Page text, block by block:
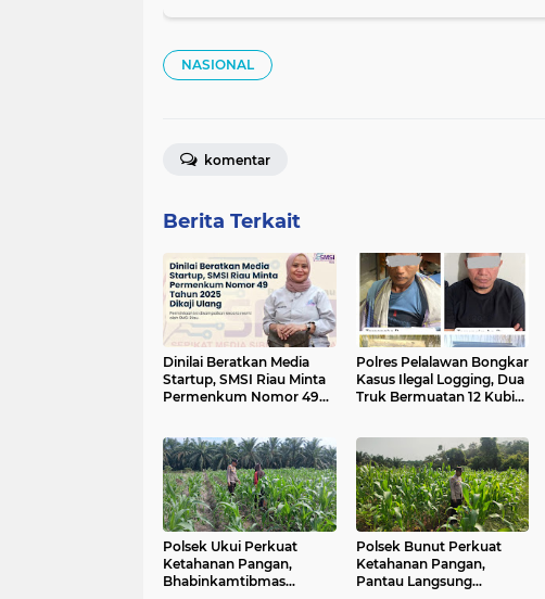
NASIONAL
komentar
Berita Terkait
Dinilai Beratkan Media
Startup, SMSI Riau Minta
Permenkum Nomor 49
Polres Pelalawan Bongkar
Kasus Ilegal Logging, Dua
Truk Bermuatan 12 Kubik
Polsek Ukui Perkuat
Ketahanan Pangan,
Bhabinkamtibmas
Polsek Bunut Perkuat
Ketahanan Pangan,
Pantau Langsung